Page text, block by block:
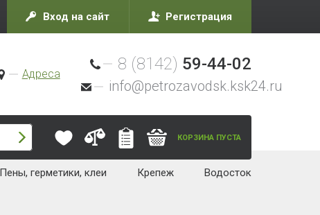
Вход на сайт Регистрация
Адреса
8 (8142) 59-44-02
info@petrozavodsk.ksk24.ru
КОРЗИНА ПУСТА
Пены, герметики, клеи Крепеж Водосток